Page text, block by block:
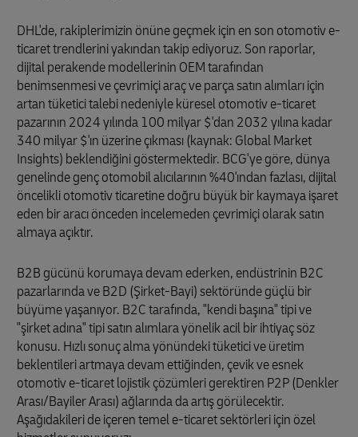
DHL'de, rakiplerimizin önüne geçmek için en son otomotiv e-
ticaret trendlerini yakından takip ediyoruz. Son raporlar,
dijital perakende modellerinin OEM tarafından
benimsenmesi ve çevrimiçi araç ve parça satın alımları için
artan tüketici talebi nedeniyle küresel otomotiv e-ticaret
pazarının 2024 yılında 100 milyar $'dan 2032 yılına kadar
340 milyar $'ın üzerine çıkması (kaynak: Global Market
Insights) beklendiğini göstermektedir. BCG'ye göre, dünya
genelinde genç otomobil alıcılarının %40'ından fazlası, dijital
öncelikli otomotiv ticaretine doğru büyük bir kaymaya işaret
eden bir aracı önceden incelemeden çevrimiçi olarak satın
almaya açıktır.
B2B gücünü korumaya devam ederken, endüstrinin B2C
pazarlarında ve B2D (Şirket-Bayi) sektöründe güçlü bir
büyüme yaşanıyor. B2C tarafında, "kendi başına" tipi ve
"şirket adına" tipi satın alımlara yönelik acil bir ihtiyaç söz
konusu. Hızlı sonuç alma yönündeki tüketici ve üretim
beklentileri artmaya devam ettiğinden, çevik ve esnek
otomotiv e-ticaret lojistik çözümleri gerektiren P2P (Denkler
Arası/Bayiler Arası) ağlarında da artış görülecektir.
Aşağıdakileri de içeren temel e-ticaret sektörleri için özel